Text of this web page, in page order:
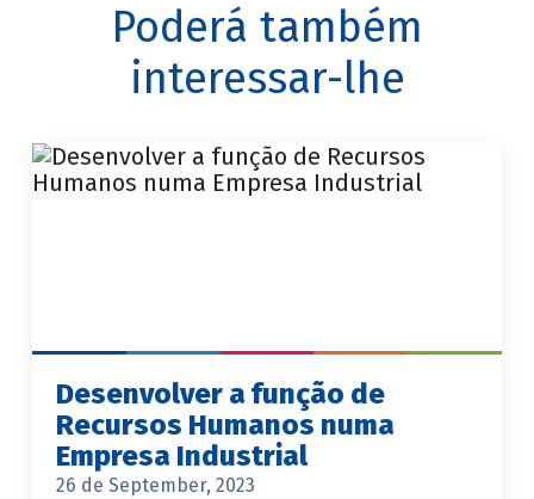
Poderá também
interessar-lhe
Desenvolver a função de
Recursos Humanos numa
Empresa Industrial
26 de September, 2023